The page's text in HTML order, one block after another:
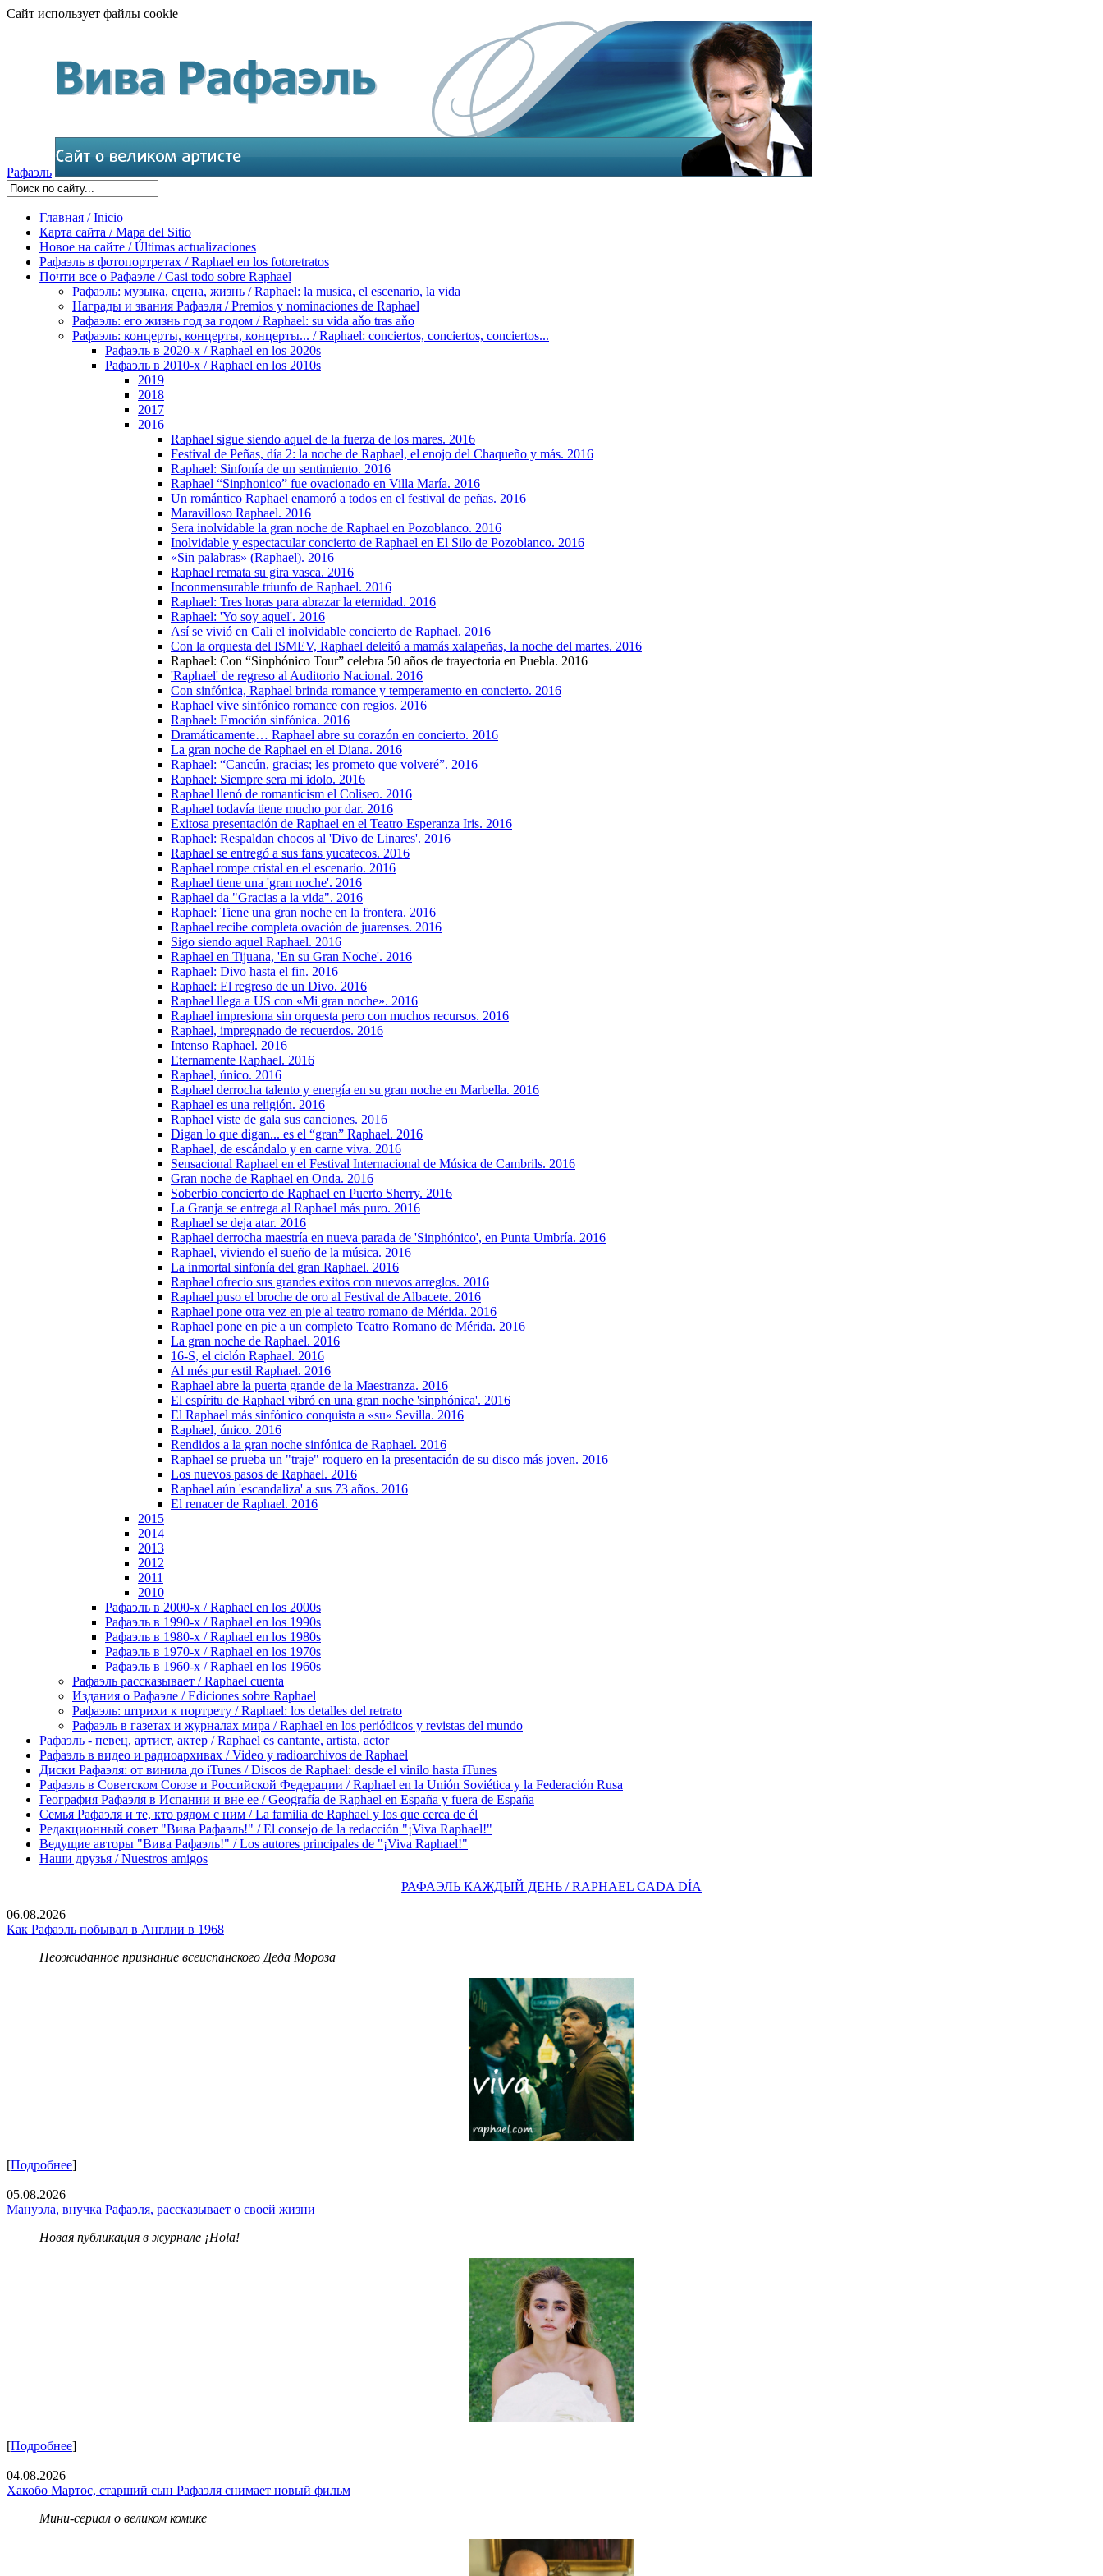
Сайт использует файлы cookie
Рафаэль
Главная / Inicio
Карта сайта / Mapa del Sitio
Новое на сайте / Últimas actualizaciones
Рафаэль в фотопортретах / Raphael en los fotoretratos
Почти все о Рафаэле / Casi todo sobre Raphael
Рафаэль: музыка, сцена, жизнь / Raphael: la musica, el escenario, la vida
Награды и звания Рафаэля / Premios y nominaciones de Raphael
Рафаэль: его жизнь год за годом / Raphael: su vida aňo tras aňo
Рафаэль: концерты, концерты, концерты... / Raphael: conciertos, сonciertos, сonciertos...
Рафаэль в 2020-х / Raphael en los 2020s
Рафаэль в 2010-х / Raphael en los 2010s
2019
2018
2017
2016
Raphael sigue siendo aquel de la fuerza de los mares. 2016
Festival de Peñas, día 2: la noche de Raphael, el enojo del Chaqueño y más. 2016
Raphael: Sinfonía de un sentimiento. 2016
Raphael “Sinphonico” fue ovacionado en Villa María. 2016
Un romántico Raphael enamoró a todos en el festival de peñas. 2016
Maravilloso Raphael. 2016
Sera inolvidable la gran noche de Raphael en Pozoblanco. 2016
Inolvidable y espectacular concierto de Raphael en El Silo de Pozoblanco. 2016
«Sin palabras» (Raphael). 2016
Raphael remata su gira vasca. 2016
Inconmensurable triunfo de Raphael. 2016
Raphael: Tres horas para abrazar la eternidad. 2016
Raphael: 'Yo soy aquel'. 2016
Así se vivió en Cali el inolvidable concierto de Raphael. 2016
Con la orquesta del ISMEV, Raphael deleitó a mamás xalapeñas, la noche del martes. 2016
Raphael: Con “Sinphónico Tour” celebra 50 años de trayectoria en Puebla. 2016
'Raphael' de regreso al Auditorio Nacional. 2016
Con sinfónica, Raphael brinda romance y temperamento en concierto. 2016
Raphael vive sinfónico romance con regios. 2016
Raphael: Emoción sinfónica. 2016
Dramáticamente… Raphael abre su corazón en concierto. 2016
La gran noche de Raphael en el Diana. 2016
Raphael: “Cancún, gracias; les prometo que volveré”. 2016
Raphael: Siempre sera mi idolo. 2016
Raphael llenó de romanticism el Coliseo. 2016
Raphael todavía tiene mucho por dar. 2016
Exitosa presentación de Raphael en el Teatro Esperanza Iris. 2016
Raphael: Respaldan chocos al 'Divo de Linares'. 2016
Raphael se entregó a sus fans yucatecos. 2016
Raphael rompe cristal en el escenario. 2016
Raphael tiene una 'gran noche'. 2016
Raphael da "Gracias a la vida". 2016
Raphael: Tiene una gran noche en la frontera. 2016
Raphael recibe completa ovación de juarenses. 2016
Sigo siendo aquel Raphael. 2016
Raphael en Tijuana, 'En su Gran Noche'. 2016
Raphael: Divo hasta el fin. 2016
Raphael: El regreso de un Divo. 2016
Raphael llega a US con «Mi gran noche». 2016
Raphael impresiona sin orquesta pero con muchos recursos. 2016
Raphael, impregnado de recuerdos. 2016
Intenso Raphael. 2016
Eternamente Raphael. 2016
Raphael, único. 2016
Raphael derrocha talento y energía en su gran noche en Marbella. 2016
Raphael es una religión. 2016
Raphael viste de gala sus canciones. 2016
Digan lo que digan... es el “gran” Raphael. 2016
Raphael, de escándalo y en carne viva. 2016
Sensacional Raphael en el Festival Internacional de Música de Cambrils. 2016
Gran noche de Raphael en Onda. 2016
Soberbio concierto de Raphael en Puerto Sherry. 2016
La Granja se entrega al Raphael más puro. 2016
Raphael se deja atar. 2016
Raphael derrocha maestría en nueva parada de 'Sinphónico', en Punta Umbría. 2016
Raphael, viviendo el sueño de la música. 2016
La inmortal sinfonía del gran Raphael. 2016
Raphael ofrecio sus grandes exitos con nuevos arreglos. 2016
Raphael puso el broche de oro al Festival de Albacete. 2016
Raphael pone otra vez en pie al teatro romano de Mérida. 2016
Raphael pone en pie a un completo Teatro Romano de Mérida. 2016
La gran noche de Raphael. 2016
16-S, el ciclón Raphael. 2016
Al més pur estil Raphael. 2016
Raphael abre la puerta grande de la Maestranza. 2016
El espíritu de Raphael vibró en una gran noche 'sinphónica'. 2016
El Raphael más sinfónico conquista a «su» Sevilla. 2016
Raphael, único. 2016
Rendidos a la gran noche sinfónica de Raphael. 2016
Raphael se prueba un "traje" roquero en la presentación de su disco más joven. 2016
Los nuevos pasos de Raphael. 2016
Raphael aún 'escandaliza' a sus 73 años. 2016
El renacer de Raphael. 2016
2015
2014
2013
2012
2011
2010
Рафаэль в 2000-х / Raphael en los 2000s
Рафаэль в 1990-х / Raphael en los 1990s
Рафаэль в 1980-х / Raphael en los 1980s
Рафаэль в 1970-х / Raphael en los 1970s
Рафаэль в 1960-х / Raphael en los 1960s
Рафаэль рассказывает / Raphael cuenta
Издания о Рафаэле / Ediciones sobre Raphael
Рафаэль: штрихи к портрету / Raphael: los detalles del retrato
Рафаэль в газетах и журналах мира / Raphael en los periódicos y revistas del mundo
Рафаэль - певец, артист, актер / Raphael es cantante, artista, actor
Рафаэль в видео и радиоархивах / Video y radioarchivos de Raphael
Диски Рафаэля: от винила до iTunes / Discos de Raphael: desde el vinilo hasta iTunes
Рафаэль в Советском Союзе и Российской Федерации / Raphael en la Unión Soviética y la Federación Rusa
География Рафаэля в Испании и вне ее / Geografía de Raphael en España y fuera de España
Семья Рафаэля и те, кто рядом с ним / La familia de Raphael y los que cerca de él
Редакционный совет "Вива Рафаэль!" / El consejo de la redacción "¡Viva Raphael!"
Ведущие авторы "Вива Рафаэль!" / Los autores principales de "¡Viva Raphael!"
Наши друзья / Nuestros amigos
РАФАЭЛЬ КАЖДЫЙ ДЕНЬ / RAPHAEL CADA DÍA
06.08.2026
Как Рафаэль побывал в Англии в 1968
Неожиданное признание всеиспанского Деда Мороза
[Подробнее]
05.08.2026
Мануэла, внучка Рафаэля, рассказывает о своей жизни
Новая публикация в журнале ¡Hola!
[Подробнее]
04.08.2026
Хакобо Мартос, старший сын Рафаэля снимает новый фильм
Мини-сериал о великом комике